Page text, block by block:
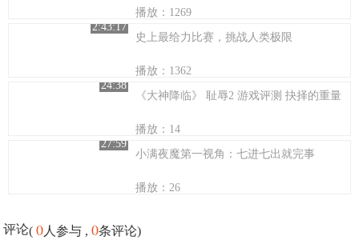
播放：1269
2:43:17
史上最给力比赛，挑战人类极限
播放：1362
24:38
《大神降临》 耻辱2 游戏评测 抉择的重量
播放：14
27:59
小满夜魔第一视角：七进七出就完事
播放：26
评论(0 人参与 ,0条评论)